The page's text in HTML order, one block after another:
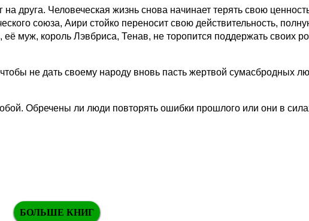
друга. Человеческая жизнь снова начинает терять свою
союза, Аири стойко переносит свою действительность,
муж, король Лэвбриса, Тенав, не торопится поддержать своих
не дать своему народу вновь пасть жертвой сумасбродных
Обречены ли люди повторять ошибки прошлого или они в
БОЛЬШЕ КНИГ